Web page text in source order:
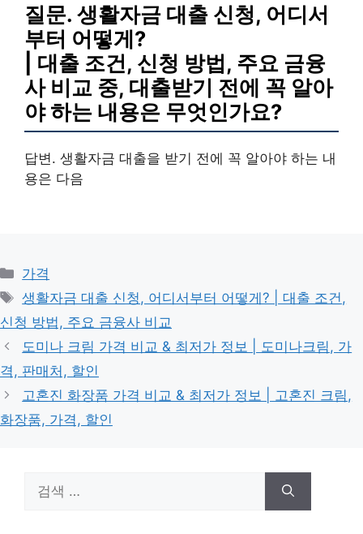
질문. 생활자금 대출 신청, 어디서
부터 어떻게?
| 대출 조건, 신청 방법, 주요 금융
사 비교 중, 대출받기 전에 꼭 알아
야 하는 내용은 무엇인가요?
답변. 생활자금 대출을 받기 전에 꼭 알아야 하는 내
용은 다음
카
테
리
가격
태
그
생활자금 대출 신청, 어디서부터 어떻게? | 대출 조건,
신청 방법, 주요 금융사 비교
도미나 크림 가격 비교 & 최저가 정보 | 도미나크림, 가
격, 판매처, 할인
고혼진 화장품 가격 비교 & 최저가 정보 | 고혼진 크림,
화장품, 가격, 할인
색: